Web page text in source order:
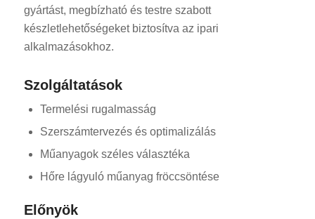
gyártást, megbízható és testre szabott
készletlehetőségeket biztosítva az ipari
alkalmazásokhoz.
Szolgáltatások
Termelési rugalmasság
Szerszámtervezés és optimalizálás
Műanyagok széles választéka
Hőre lágyuló műanyag fröccsöntése
Előnyök